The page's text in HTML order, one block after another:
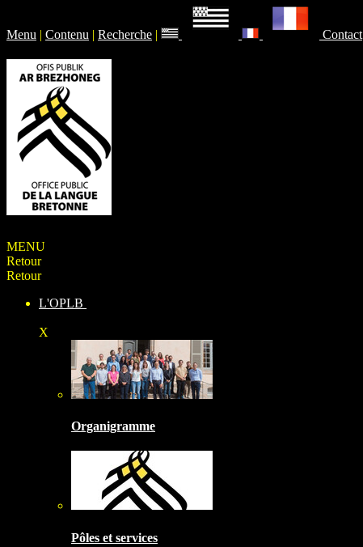
Menu | Contenu | Recherche | Contact
MENU
Retour
Retour
L'OPLB
X
Organigramme
Pôles et services